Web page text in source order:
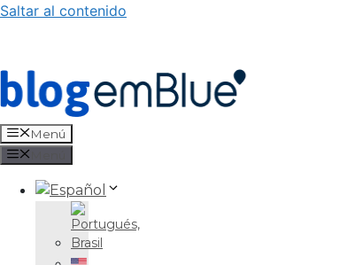
Saltar al contenido
Menú